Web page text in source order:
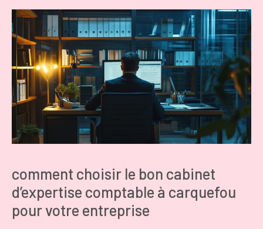
comment choisir le bon cabinet
d’expertise comptable à carquefou
pour votre entreprise